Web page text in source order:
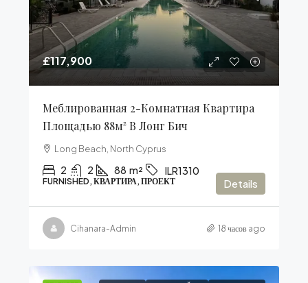
£117,900
Меблированная 2-Комнатная Квартира
Площадью 88м² В Лонг Бич
Long Beach, North Cyprus
2 2 88 m² ILR1310
FURNISHED, КВАРТИРА, ПРОЕКТ Details
Cihanara-Admin 18 часов ago